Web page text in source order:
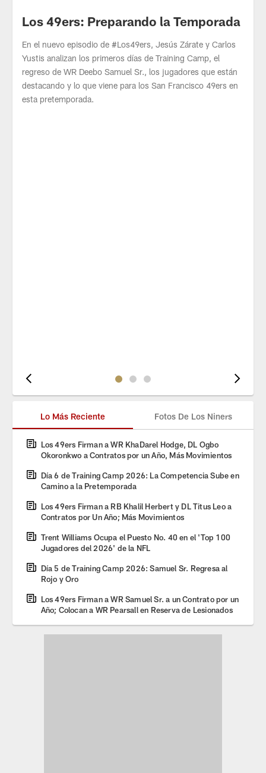
Los 49ers: Preparando la Temporada
En el nuevo episodio de #Los49ers, Jesús Zárate y Carlos
Yustis analizan los primeros días de Training Camp, el
regreso de WR Deebo Samuel Sr., los jugadores que están
destacando y lo que viene para los San Francisco 49ers en
esta pretemporada.
Pause
Lo Más Reciente Fotos De Los Niners
Los 49ers Firman a WR KhaDarel Hodge, DL Ogbo
Okoronkwo a Contratos por un Año, Más Movimientos
Día 6 de Training Camp 2026: La Competencia Sube en
Camino a la Pretemporada
Los 49ers Firman a RB Khalil Herbert y DL Titus Leo a
Contratos por Un Año; Más Movimientos
Trent Williams Ocupa el Puesto No. 40 en el 'Top 100
Jugadores del 2026' de la NFL
Día 5 de Training Camp 2026: Samuel Sr. Regresa al
Rojo y Oro
Los 49ers Firman a WR Samuel Sr. a un Contrato por un
Año; Colocan a WR Pearsall en Reserva de Lesionados